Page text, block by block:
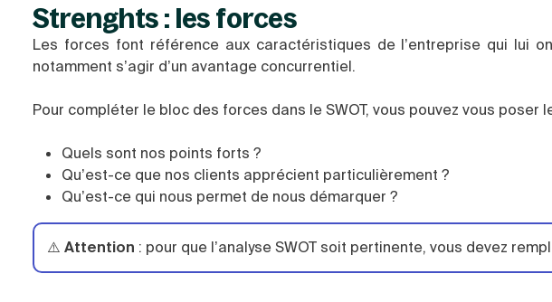
Strenghts : les forces
Les forces font référence aux caractéristiques de l’entreprise qui lui
notamment s’agir d’un avantage concurrentiel.
Pour compléter le bloc des forces dans le SWOT, vous pouvez vous poser
Quels sont nos points forts ?
Qu’est-ce que nos clients apprécient particulièrement ?
Qu’est-ce qui nous permet de nous démarquer ?
⚠️ Attention : pour que l’analyse SWOT soit pertinente, vous devez